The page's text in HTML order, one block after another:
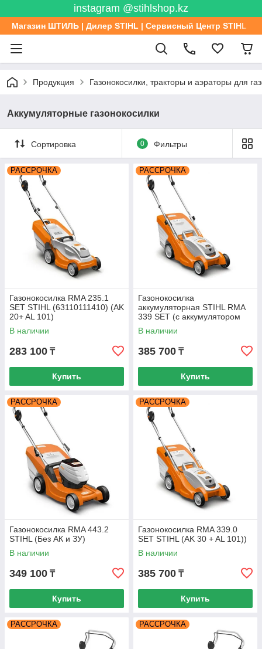
instagram @stihlshop.kz
Магазин ШТИЛЬ | Дилер STIHL | Сервисный Центр STIHL
Продукция Газонокосилки, тракторы и аэраторы для
Аккумуляторные газонокосилки
Сортировка 0 Фильтры
РАССРОЧКА
Газонокосилка RMA 235.1
SET STIHL (63110111410) (AK
20+ AL 101)
В наличии
283 100 ₸
Купить
РАССРОЧКА
Газонокосилка
аккумуляторная STIHL RMA
339 SET (с аккумулятором
AK 30 и зарядкой AL 101)
В наличии
385 700 ₸
Купить
РАССРОЧКА
Газонокосилка RMA 443.2
STIHL (Без АК и ЗУ)
В наличии
349 100 ₸
Купить
РАССРОЧКА
Газонокосилка RMA 339.0
SET STIHL (AK 30 + AL 101))
В наличии
385 700 ₸
Купить
РАССРОЧКА РАССРОЧКА